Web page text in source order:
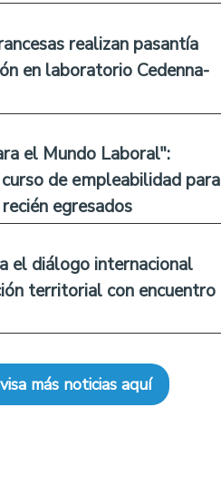
realizan pasantía
en laboratorio Cedenna-
el Mundo Laboral":
de empleabilidad para
egresados
el diálogo internacional
territorial con encuentro
más noticias aquí